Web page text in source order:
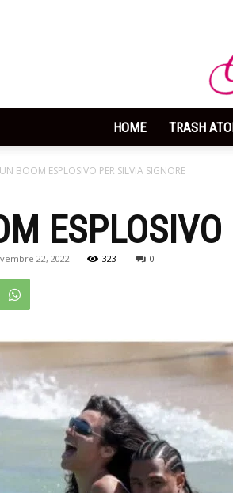
HOME TRASH
UN BOOM ESPLOSIVO PER SILVIA SIGNORE
22, 2022 323 0